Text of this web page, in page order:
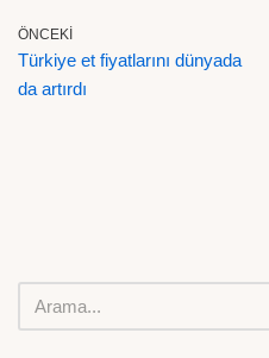
ÖNCEKI
Türkiye et fiyatlarını dünyada
da artırdı